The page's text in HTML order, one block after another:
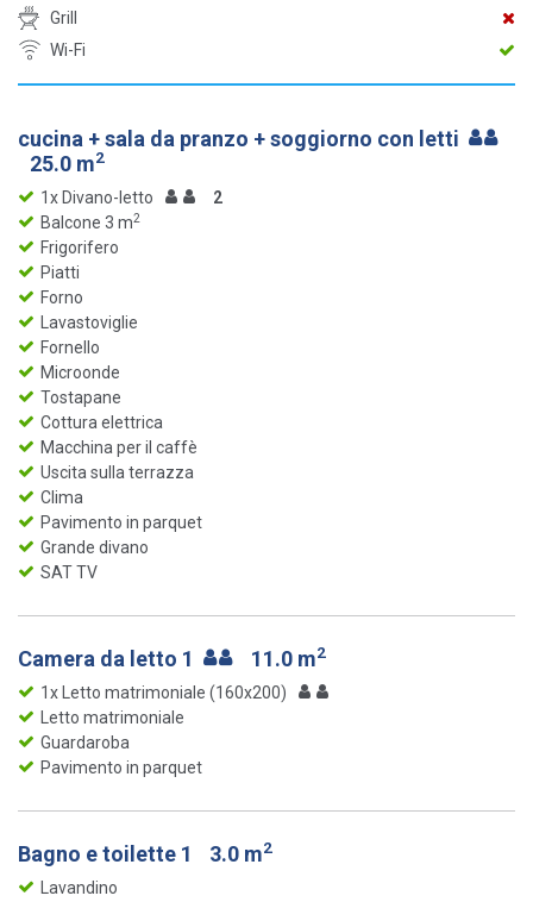
Grill
Wi-Fi
cucina + sala da pranzo + soggiorno con letti
25.0 m2
1x Divano-letto
2
Balcone 3 m2
Frigorifero
Piatti
Forno
Lavastoviglie
Fornello
Microonde
Tostapane
Cottura elettrica
Macchina per il caffè
Uscita sulla terrazza
Clima
Pavimento in parquet
Grande divano
SAT TV
Camera da letto 1 11.0 m2
1x Letto matrimoniale (160x200)
Letto matrimoniale
Guardaroba
Pavimento in parquet
Bagno e toilette 1 3.0 m2
Lavandino